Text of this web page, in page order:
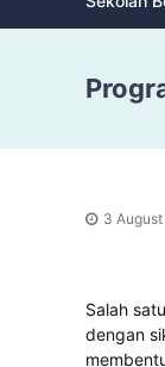
3
Salah
dengan